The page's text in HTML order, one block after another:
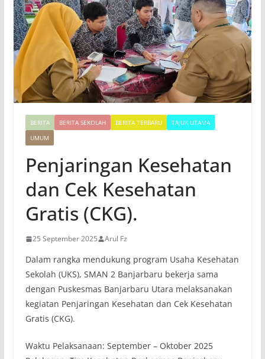
BERITA BERITA SEKOLAH BERITA TERBARU
TAJUK UTAMA
UMUM
Penjaringan Kesehatan
dan Cek Kesehatan
Gratis (CKG).
25 September 2025 Arul Fz
Dalam rangka mendukung program Usaha Kesehatan
Sekolah (UKS), SMAN 2 Banjarbaru bekerja sama
dengan Puskesmas Banjarbaru Utara melaksanakan
kegiatan Penjaringan Kesehatan dan Cek Kesehatan
Gratis (CKG).
Waktu Pelaksanaan: September – Oktober 2025